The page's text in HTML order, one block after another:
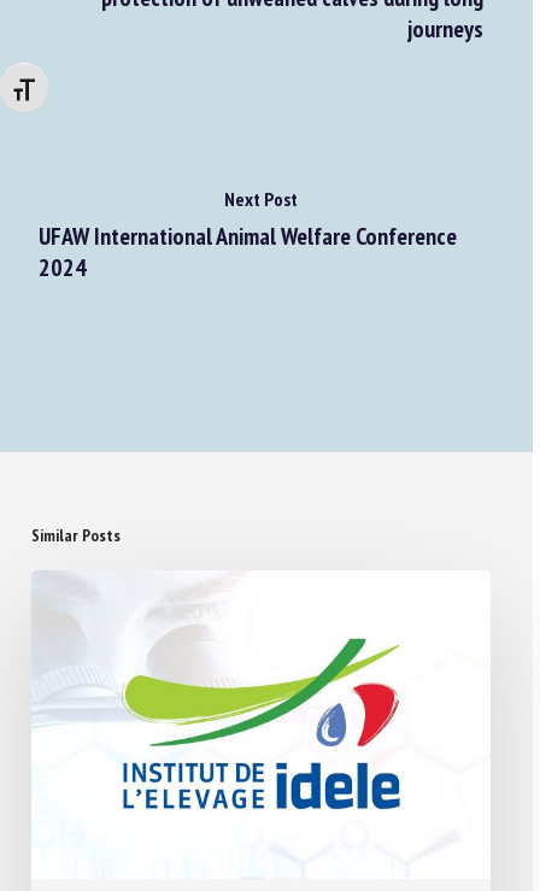
Changer la taille de la police
journeys
Next Post
UFAW International Animal Welfare Conference
2024
Similar Posts